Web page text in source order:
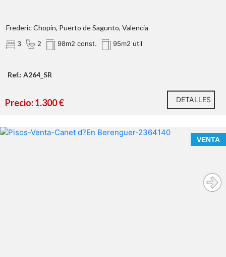
Frederic Chopin, Puerto de Sagunto, Valencia
3 2 98m2 const. 95m2 util
Ref.: A264_SR
Precio: 1.300 € DETALLES
VENTA